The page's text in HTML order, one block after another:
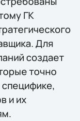
ГК
Для
создает
точно
и их